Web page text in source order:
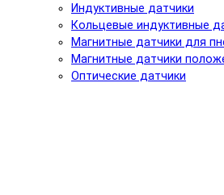
Индуктивные датчики
Кольцевые индуктивные
Магнитные датчики для
Магнитные датчики
Оптические датчики